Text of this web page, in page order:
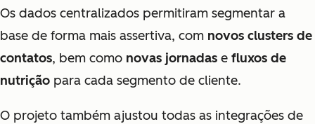
Os dados centralizados permitiram segmentar a
base de forma mais assertiva, com novos clusters de
contatos, bem como novas jornadas e fluxos de
nutrição para cada segmento de cliente.
O projeto também ajustou todas as integrações de